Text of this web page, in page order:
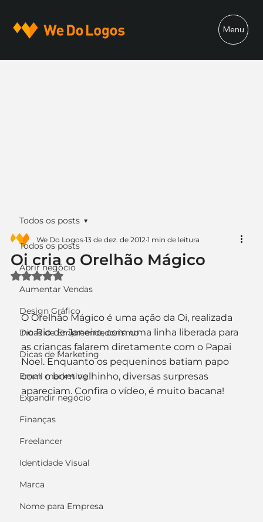
Menu
Todos os posts
Abrir negócio
Aumentar Vendas
Design Gráfico
Dicas de Empreendedorismo
Dicas de Marketing
Email marketing
Expandir negócio
Finanças
Freelancer
Identidade Visual
Marca
Nome para Empresa
Todos os posts
Oi cria o Orelhão Mágico
We Do Logos 13 de dez. de 2012 1 min de leitura
Avaliado com NaN de 5 estrelas.
O Orelhão Mágico é uma ação da Oi, realizada
no Rio de Janeiro, com uma linha liberada para
as crianças falarem diretamente com o Papai
Noel. Enquanto os pequeninos batiam papo
com o bom velhinho, diversas surpresas
apareciam. Confira o vídeo, é muito bacana!